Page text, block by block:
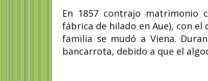
En 1857 contrajo matrimonio
fábrica de hilado en Aue), con el
familia se mudó a Viena.
bancarrota, debido a que el